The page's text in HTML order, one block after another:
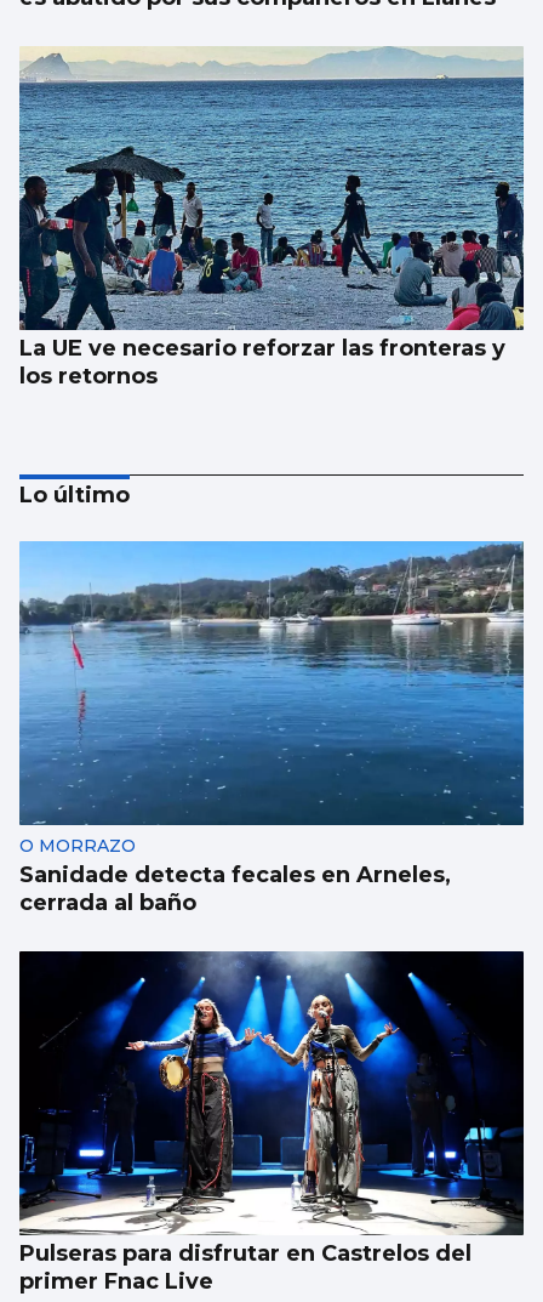
La UE ve necesario reforzar las fronteras y
los retornos
AVALANCHA EN LA FRONTERA
Marlaska insiste: “No hubo ni informe ni
aviso del CNI”
Lo último
O MORRAZO
Sanidade detecta fecales en Arneles,
cerrada al baño
Pulseras para disfrutar en Castrelos del
primer Fnac Live